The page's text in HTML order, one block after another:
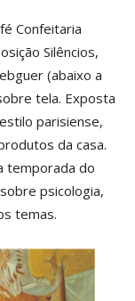
Confeitaria
Silêncios,
(abaixo a
tela. Exposta
parisiense,
da casa.
temporada do
psicologia,
temas.